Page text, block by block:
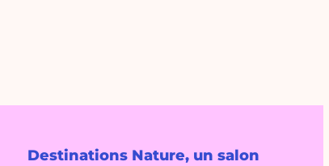
Destinations Nature, un salon